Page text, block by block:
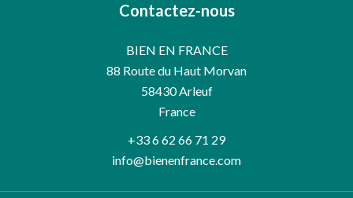
Contactez-nous
BIEN EN FRANCE
88 Route du Haut Morvan
58430Arleuf
France
+33 6 62 66 71 29
info@bienenfrance.com